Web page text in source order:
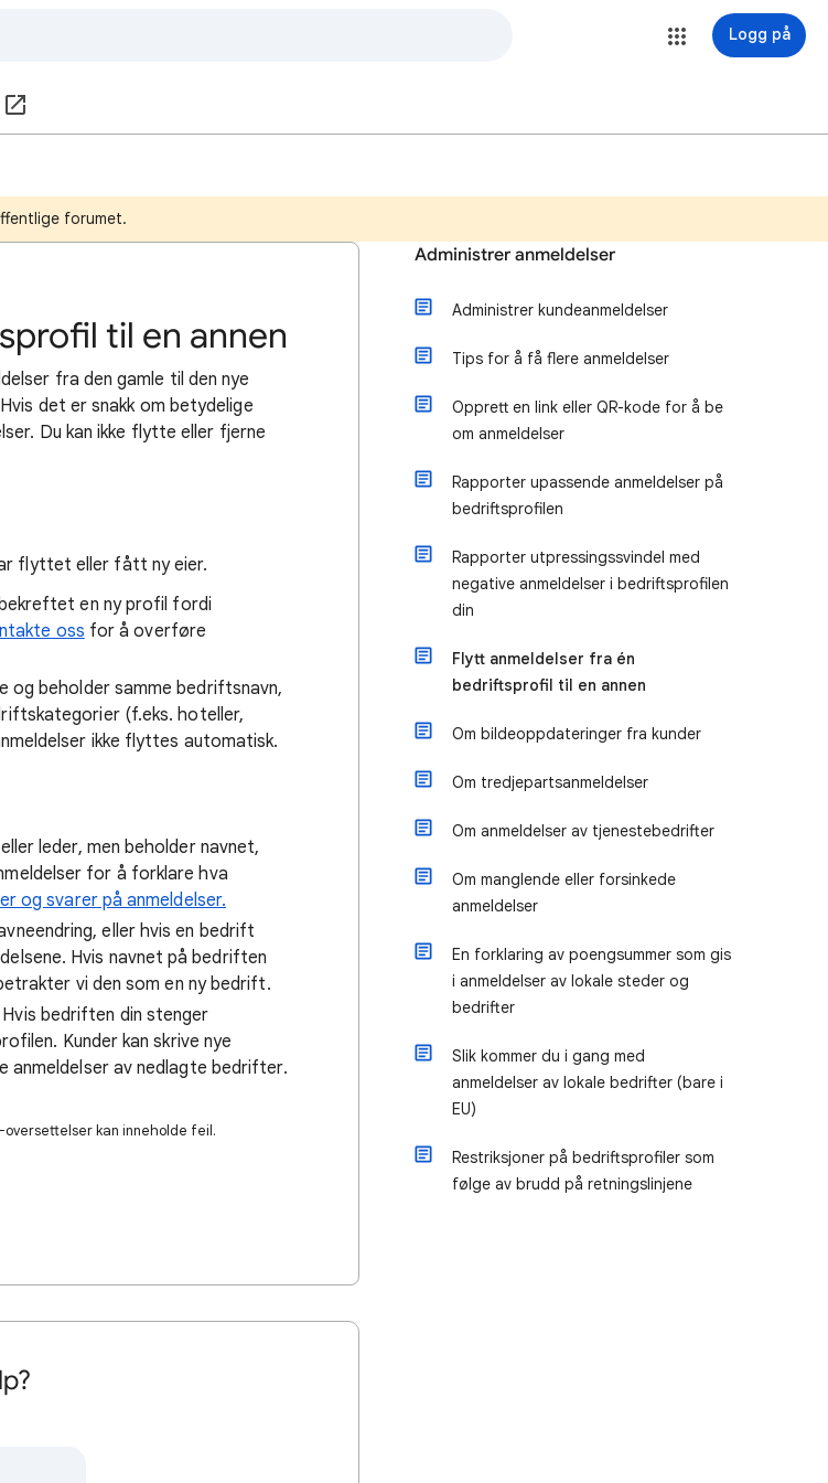
Logg på
forumet.
til en annen
fra den gamle til den nye
det er snakk om betydelige
Du kan ikke flytte eller fjerne
flyttet eller fått ny eier.
en ny profil fordi
oss for å overføre
og beholder samme bedriftsnavn,
(f.eks. hoteller,
ikke flyttes automatisk.
leder, men beholder navnet,
for å forklare hva
og svarer på anmeldelser.
eller hvis en bedrift
Hvis navnet på bedriften
vi den som en ny bedrift.
Hvis bedriften din stenger
Kunder kan skrive nye
anmeldelser av nedlagte bedrifter.
oversettelser kan inneholde feil.
Administrer anmeldelser
Administrer kundeanmeldelser
Tips for å få flere anmeldelser
Opprett en link eller QR-kode for å be
om anmeldelser
Rapporter upassende anmeldelser på
bedriftsprofilen
Rapporter utpressingssvindel med
negative anmeldelser i bedriftsprofilen
din
Flytt anmeldelser fra én
bedriftsprofil til en annen
Om bildeoppdateringer fra kunder
Om tredjepartsanmeldelser
Om anmeldelser av tjenestebedrifter
Om manglende eller forsinkede
anmeldelser
En forklaring av poengsummer som gis
i anmeldelser av lokale steder og
bedrifter
Slik kommer du i gang med
anmeldelser av lokale bedrifter (bare i
EU)
Restriksjoner på bedriftsprofiler som
følge av brudd på retningslinjene